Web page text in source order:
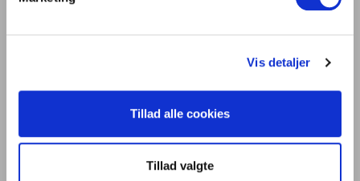
Vis detaljer
Tillad alle cookies
Tillad valgte
2000 Frederiksberg
Om Dansk Center for Lys